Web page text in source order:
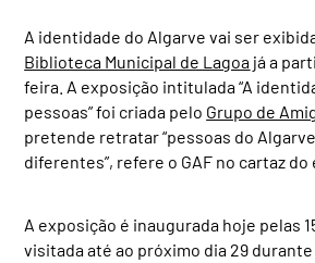
A identidade do Algarve vai ser
Biblioteca Municipal de Lagoa já a
feira. A exposição intitulada “A
pessoas” foi criada pelo Grupo de
pretende retratar “pessoas do
diferentes”, refere o GAF no cartaz do
A exposição é inaugurada hoje pelas
visitada até ao próximo dia 29